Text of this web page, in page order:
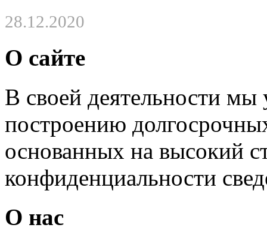
28.12.2020
О сайте
В своей деятельности
построению
основанных на высокий
конфиденциальности
О нас